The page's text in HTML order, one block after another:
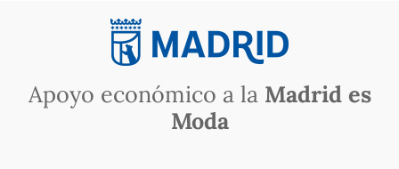
Apoyo económico a la Madrid es
Moda